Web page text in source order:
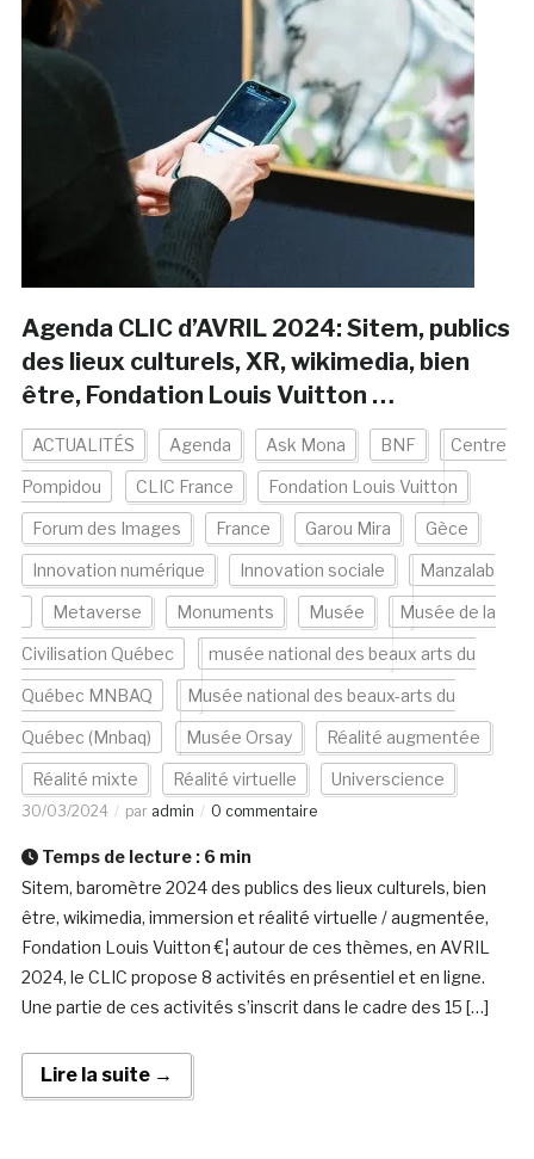
Agenda CLIC d’AVRIL 2024: Sitem, publics
des lieux culturels, XR, wikimedia, bien
être, Fondation Louis Vuitton …
ACTUALITÉS Agenda Ask Mona BNF Centre
Pompidou CLIC France Fondation Louis Vuitton
Forum des Images France Garou Mira Gèce
Innovation numérique Innovation sociale Manzalab
Metaverse Monuments Musée Musée de la
Civilisation Québec musée national des beaux arts du
Québec MNBAQ Musée national des beaux-arts du
Québec (Mnbaq) Musée Orsay Réalité augmentée
Réalité mixte Réalité virtuelle Universcience
30/03/2024 par admin 0 commentaire
Temps de lecture : 6 min
Sitem, baromètre 2024 des publics des lieux culturels, bien
être, wikimedia, immersion et réalité virtuelle / augmentée,
Fondation Louis Vuitton €¦ autour de ces thèmes, en AVRIL
2024, le CLIC propose 8 activités en présentiel et en ligne.
Une partie de ces activités s’inscrit dans le cadre des 15 […]
Lire la suite →